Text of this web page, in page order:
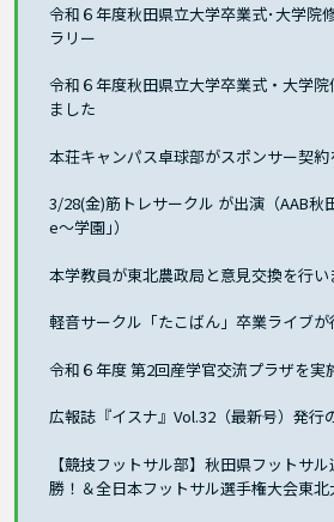
令和６年度秋田県立大学卒業式･大学院
ラリー
令和６年度秋田県立大学卒業式・大学
ました
本荘キャンパス卓球部がスポンサー契
3/28(金)筋トレサークル が出演（AAB秋
e〜学園｣）
本学教員が東北農政局と意見交換を行い
軽音サークル「たこばん」卒業ライブが
令和６年度 第2回産学官交流プラザを実
広報誌『イスナ』Vol.32（最新号）発行
【競技フットサル部】秋田県フットサ
勝！＆全日本フットサル選手権大会東北